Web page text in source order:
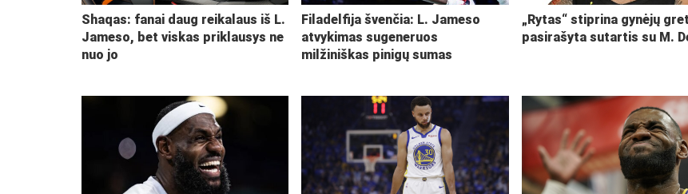
Shaqas: fanai daug reikalaus iš L.
Jameso, bet viskas priklausys ne
nuo jo
Filadelfija švenčia: L. Jameso
atvykimas sugeneruos
milžiniškas pinigų sumas
„Rytas“ stiprina gynėjų
pasirašyta sutartis su M.